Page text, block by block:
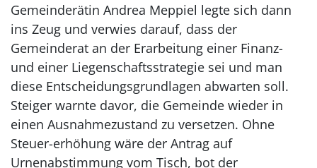
Gemeinderätin Andrea Meppiel legte sich dann
ins Zeug und verwies darauf, dass der
Gemeinderat an der Erarbeitung einer Finanz-
und einer Liegenschaftsstrategie sei und man
diese Entscheidungsgrundlagen abwarten soll.
Steiger warnte davor, die Gemeinde wieder in
einen Ausnahmezustand zu versetzen. Ohne
Steuer-erhöhung wäre der Antrag auf
Urnenabstimmung vom Tisch, bot der